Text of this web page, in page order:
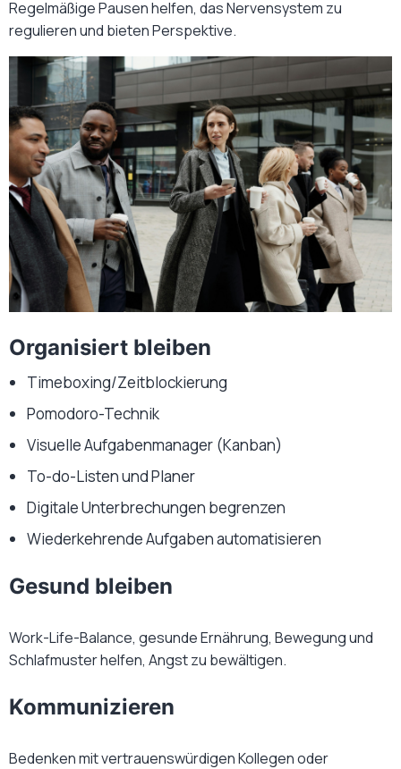
Regelmäßige Pausen helfen, das Nervensystem zu
regulieren und bieten Perspektive.
Organisiert bleiben
Timeboxing/Zeitblockierung
Pomodoro-Technik
Visuelle Aufgabenmanager (Kanban)
To-do-Listen und Planer
Digitale Unterbrechungen begrenzen
Wiederkehrende Aufgaben automatisieren
Gesund bleiben
Work-Life-Balance, gesunde Ernährung, Bewegung und
Schlafmuster helfen, Angst zu bewältigen.
Kommunizieren
Bedenken mit vertrauenswürdigen Kollegen oder